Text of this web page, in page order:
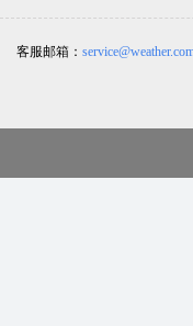
客服邮箱：